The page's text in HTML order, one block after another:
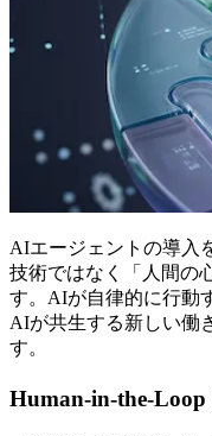
AIエージェントの導入
技術ではなく「人間の
す。AIが自律的に行動
AIが共生する新しい働
す。
Human-in-the-